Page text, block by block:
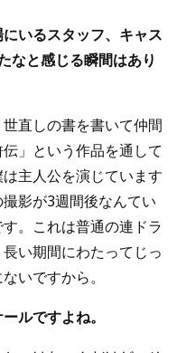
いるスタッフ、キャス
なと感じる瞬間はあり
直しの書を書いて仲間
」という作品を通して
主人公を演じています
影が3週間後なんてい
。これは普通の連ドラ
い期間にわたってじっ
いですから。
ルですよね。